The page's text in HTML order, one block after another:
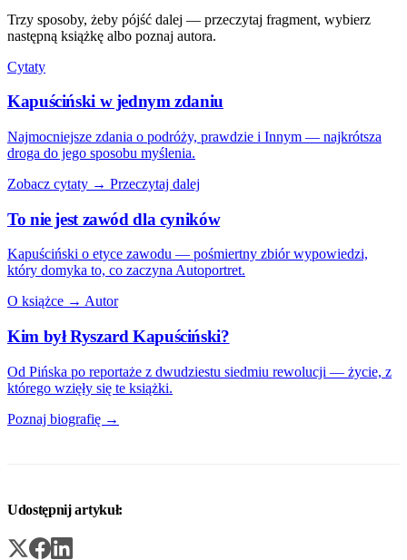
Trzy sposoby, żeby pójść dalej — przeczytaj fragment, wybierz
następną książkę albo poznaj autora.
Cytaty
Kapuściński w jednym zdaniu
Najmocniejsze zdania o podróży, prawdzie i Innym — najkrótsza
droga do jego sposobu myślenia.
Zobacz cytaty → Przeczytaj dalej
To nie jest zawód dla cyników
Kapuściński o etyce zawodu — pośmiertny zbiór wypowiedzi,
który domyka to, co zaczyna Autoportret.
O książce → Autor
Kim był Ryszard Kapuściński?
Od Pińska po reportaże z dwudziestu siedmiu rewolucji — życie, z
którego wzięły się te książki.
Poznaj biografię →
Udostępnij artykuł: